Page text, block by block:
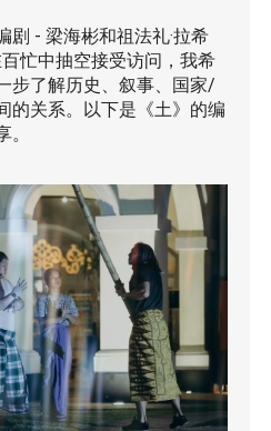
剧 - 梁海彬和祖法礼·拉希
百忙中抽空接受访问，我希
步了解历史、叙事、国家/
的关系。以下是《土》的编